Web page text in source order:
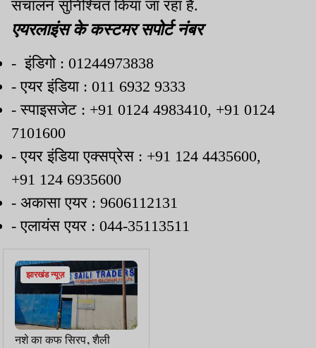
संचालन सुनिश्चित किया जा रहा है.
एयरलाइंस के कस्टमर सपोर्ट नंबर
-इंडिगो : 01244973838
- एयर इंडिया : 011 6932 9333
- स्पाइसजेट : +91 0124 4983410, +91 0124
7101600
- एयर इंडिया एक्सप्रेस : +91 124 4435600,
+91 124 6935600
- अकासा एयर : 9606112131
- एलायंस एयर : 044-35113511
झारखंड न्यूज़
नशे का कफ सिरप, शैली